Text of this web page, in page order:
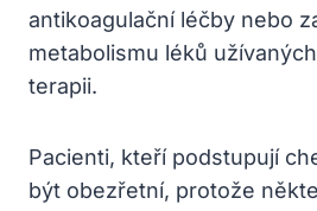
antikoagulační léčby nebo
metabolismu léků
terapii.
Pacienti, kteří podstupují
být obezřetní, protože